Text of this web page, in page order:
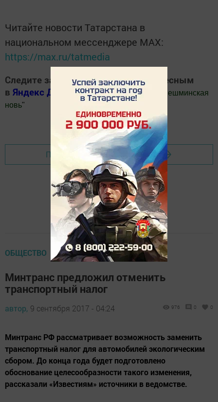
Читайте новости Татарстана в
национальном мессенджере MАХ:
https://max.ru/tatmedia
Следите за самым важным и интересным
в Яндекс Дзен иТелеграм канале
Шешминская
новь"
Добавить Шешминскую новь в Яндекс.Новости
Перейти на страницу новости
ОБЩЕСТВО
Минтранс предложил отменить
транспортный налог
автор, 9 сентября 2017 - 04:24 976 0 0
Минтранс РФ рассматривает возможность заменить
транспортный налог для автомобилей экологическим
сбором. До конца года будет подготовлено
обоснование целесообразности такого изменения,
рассказали «Известиям» источники в ведомстве.